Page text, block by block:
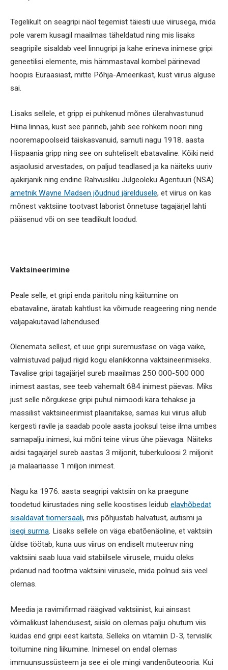
Tegelikult on seagripi näol tegemist täiesti uue viirusega, mida
pole varem kusagil maailmas täheldatud ning mis lisaks
seagripile sisaldab veel linnugripi ja kahe erineva inimese gripi
geneetilisi elemente, mis hämmastaval kombel pärinevad
hoopis Euraasiast, mitte Põhja-Ameerikast, kust viirus alguse
sai.
Lisaks sellele, et gripp ei puhkenud mõnes ülerahvastunud
Hiina linnas, kust see pärineb, jahib see rohkem noori ning
nooremapoolseid täiskasvanuid, samuti nagu 1918. aasta
Hispaania gripp ning see on suhteliselt ebatavaline. Kõiki neid
asjaolusid arvestades, on paljud teadlased ja ka näiteks uuriv
ajakirjanik ning endine Rahvusliku Julgeoleku Agentuuri (NSA)
ametnik Wayne Madsen jõudnud järeldusele, et viirus on kas
mõnest vaktsiine tootvast laborist õnnetuse tagajärjel lahti
pääsenud või on see teadlikult loodud.
Vaktsineerimine
Peale selle, et gripi enda päritolu ning käitumine on
ebatavaline, äratab kahtlust ka võimude reageering ning nende
väljapakutavad lahendused.
Olenemata sellest, et uue gripi suremustase on väga väike,
valmistuvad paljud riigid kogu elanikkonna vaktsineerimiseks.
Tavalise gripi tagajärjel sureb maailmas 250 000-500 000
inimest aastas, see teeb vähemalt 684 inimest päevas. Miks
just selle nõrgukese gripi puhul niimoodi kära tehakse ja
massilist vaktsineerimist plaanitakse, samas kui viirus allub
kergesti ravile ja saadab poole aasta jooksul teise ilma umbes
samapalju inimesi, kui mõni teine viirus ühe päevaga. Näiteks
aidsi tagajärjel sureb aastas 3 miljonit, tuberkuloosi 2 miljonit
ja malaariasse 1 miljon inimest.
Nagu ka 1976. aasta seagripi vaktsiin on ka praegune
toodetud kiirustades ning selle koostises leidub elavhõbedat
sisaldavat tiomersaali, mis põhjustab halvatust, autismi ja
isegi surma. Lisaks sellele on väga ebatõenäoline, et vaktsiin
üldse töötab, kuna uus viirus on endiselt muteeruv ning
vaktsiini saab luua vaid stabiilsele viirusele, muidu oleks
pidanud nad tootma vaktsiini viirusele, mida polnud siis veel
olemas.
Meedia ja ravimifirmad räägivad vaktsiinist, kui ainsast
võimalikust lahendusest, siiski on olemas palju ohutum viis
kuidas end gripi eest kaitsta. Selleks on vitamiin D-3, tervislik
toitumine ning liikumine. Inimesel on endal olemas
immuunsussüsteem ja see ei ole mingi vandenõuteooria. Kui